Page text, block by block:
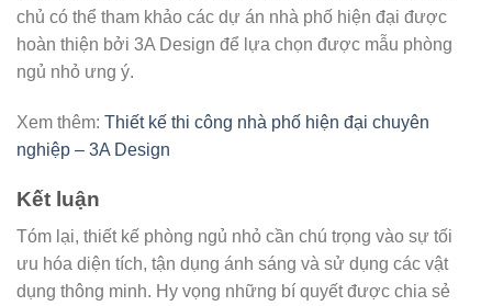
chủ có thể tham khảo các dự án nhà phố hiện đại được
hoàn thiện bởi 3A Design để lựa chọn được mẫu phòng
ngủ nhỏ ưng ý.
Xem thêm: Thiết kế thi công nhà phố hiện đại chuyên
nghiệp – 3A Design
Kết luận
Tóm lại, thiết kế phòng ngủ nhỏ cần chú trọng vào sự tối
ưu hóa diện tích, tận dụng ánh sáng và sử dụng các vật
dụng thông minh. Hy vọng những bí quyết được chia sẻ